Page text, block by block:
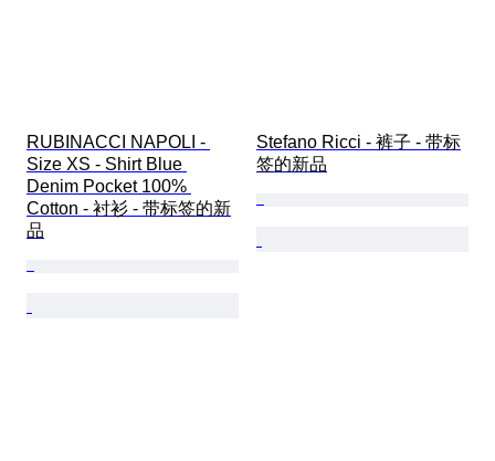
RUBINACCI NAPOLI -
Size XS - Shirt Blue
Denim Pocket 100%
Cotton - 衬衫 - 带标签的新
品
Stefano Ricci - 裤子 - 带标
签的新品